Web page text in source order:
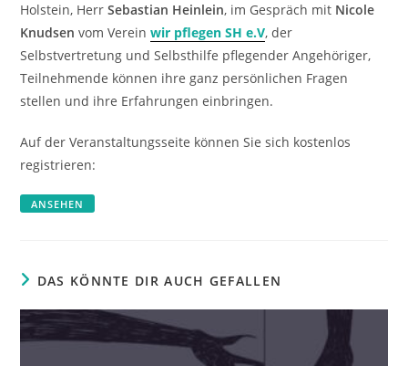
Holstein, HerrSebastian Heinlein, im Gespräch mit Nicole
Knudsen vom Vereinwir pflegen SH e.V, der
Selbstvertretung und Selbsthilfe pflegender Angehöriger,
Teilnehmende können ihre ganz persönlichen Fragen
stellen und ihre Erfahrungen einbringen.
Auf der Veranstaltungsseite können Sie sich kostenlos
registrieren:
ANSEHEN
DAS KÖNNTE DIR AUCH GEFALLEN